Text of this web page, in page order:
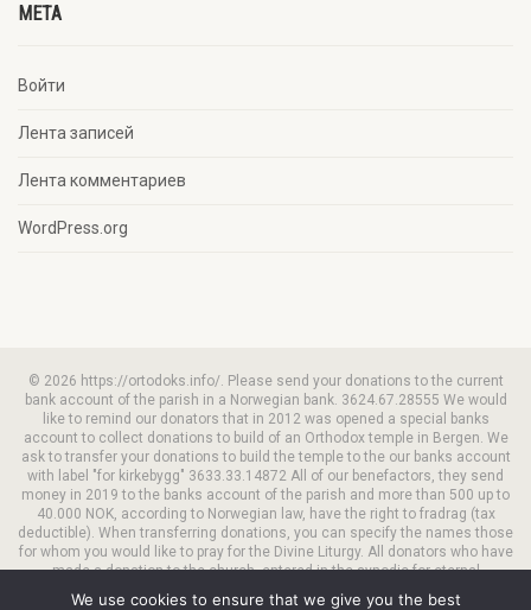
META
Войти
Лента записей
Лента комментариев
WordPress.org
© 2026 https://ortodoks.info/. Please send your donations to the current
bank account of the parish in a Norwegian bank. 3624.67.28555 We would
like to remind our donators that in 2012 was opened a special banks
account to collect donations to build of an Orthodox temple in Bergen. We
ask to transfer your donations to build the temple to the our banks account
with label "for kirkebygg" 3633.33.14872 All of our benefactors, they send
money in 2019 to the banks account of the parish and more than 500 up to
40.000 NOK, according to Norwegian law, have the right to fradrag (tax
deductible). When transferring donations, you can specify the names those
for whom you would like to pray for the Divine Liturgy. All donators who have
made a donation to the church, entered in the synodic for eternal
remembrance in the church. We have a VIPPS option for donation Our
We use cookies to ensure that we give you the best